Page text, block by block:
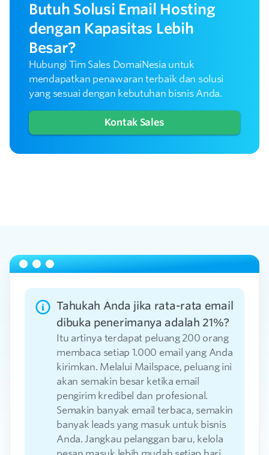
Butuh Solusi Email Hosting
dengan Kapasitas Lebih
Besar?
Hubungi Tim Sales DomaiNesia untuk
mendapatkan penawaran terbaik dan solusi
yang sesuai dengan kebutuhan bisnis Anda.
Kontak Sales
Tahukah Anda jika rata-rata email
dibuka penerimanya adalah 21%?
Itu artinya terdapat peluang 200 orang
membaca setiap 1.000 email yang Anda
kirimkan. Melalui Mailspace, peluang ini
akan semakin besar ketika email
pengirim kredibel dan profesional.
Semakin banyak email terbaca, semakin
banyak leads yang masuk untuk bisnis
Anda. Jangkau pelanggan baru, kelola